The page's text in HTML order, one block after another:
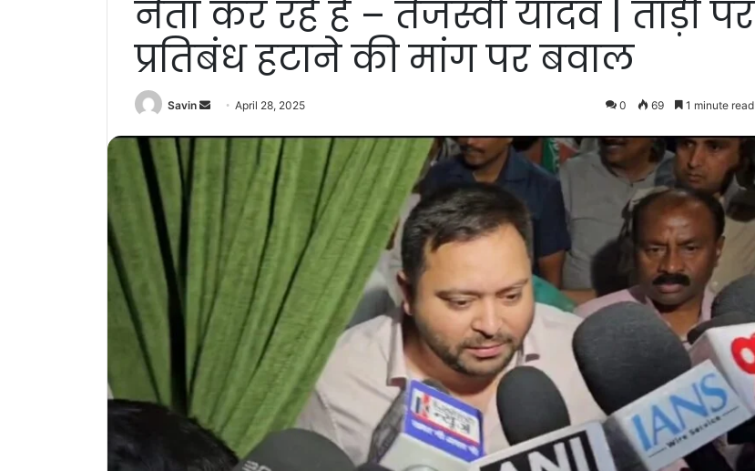
नेता कर रहे हैं – तेजस्वी यादव | ताड़ी पर
प्रतिबंध हटाने की मांग पर बवाल
Savin
SendApril 28, 2025 0 69 1 minute read